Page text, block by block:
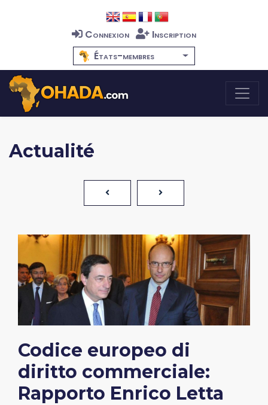
Connexion
Inscription
États-membres
Actualité
Codice europeo di
diritto commerciale:
Rapporto Enrico Letta